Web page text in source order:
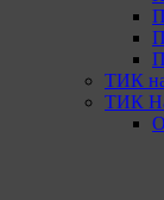
ТИК
ТИК